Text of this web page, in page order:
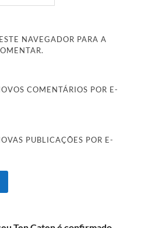
NAVEGADOR PARA A
COMENTÁRIOS POR E-
PUBLICAÇÕES POR E-